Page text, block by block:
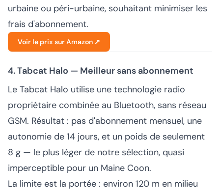
urbaine ou péri-urbaine, souhaitant minimiser les
frais d'abonnement.
Voir le prix sur Amazon ↗
4. Tabcat Halo — Meilleur sans abonnement
Le Tabcat Halo utilise une technologie radio
propriétaire combinée au Bluetooth, sans réseau
GSM. Résultat : pas d'abonnement mensuel, une
autonomie de 14 jours, et un poids de seulement
8 g — le plus léger de notre sélection, quasi
imperceptible pour un Maine Coon.
La limite est la portée : environ 120 m en milieu